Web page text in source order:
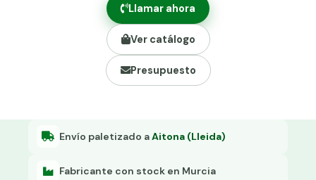
Abrazadera PVC malla H.
Grapa malla H.
Llamar ahora
Ver catálogo
Presupuesto
Envío paletizado aAitona (Lleida)
Fabricante con stock en Murcia